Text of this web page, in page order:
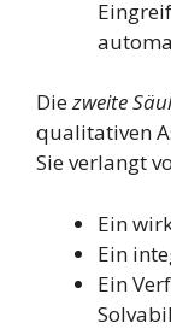
Diezweite
qualitativen
Sie verlangt
Ein
Ein
Ein